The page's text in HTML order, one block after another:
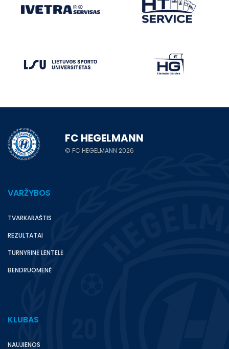
FC HEGELMANN
© FC HEGELMANN 2026
VARŽYBOS
TVARKARAŠTIS
REZULTATAI
TURNYRINĖ LENTELĖ
BENDRUOMENĖ
KLUBAS
NAUJIENOS